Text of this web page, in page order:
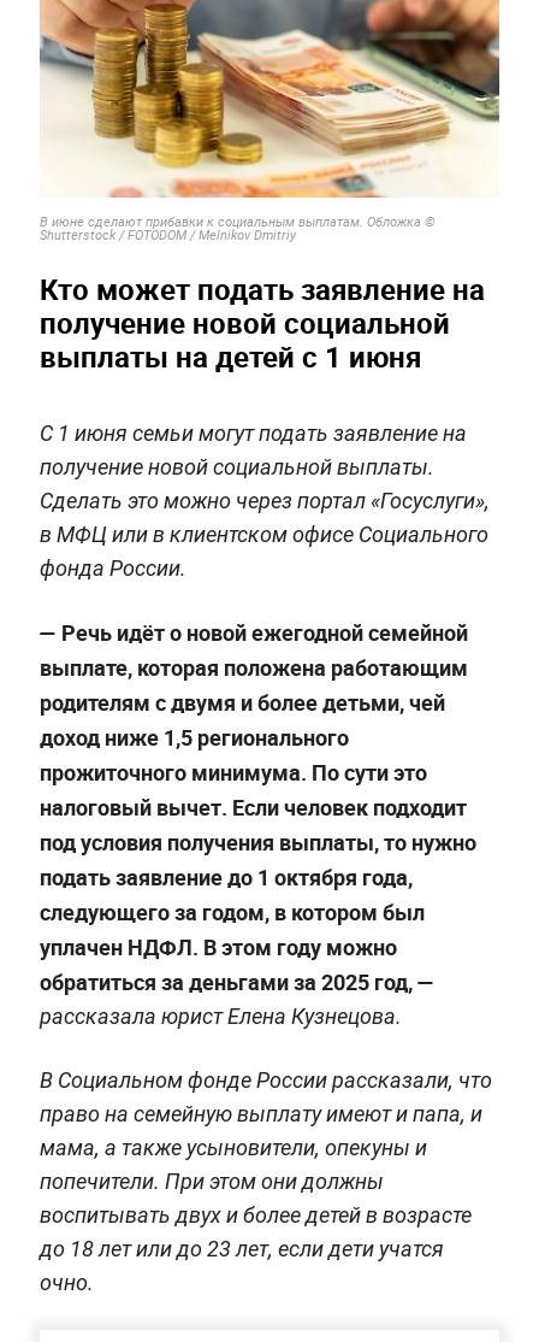
В июне сделают прибавки к социальным выплатам. Обложка ©
Shutterstock / FOTODOM / Melnikov Dmitriy
Кто может подать заявление на
получение новой социальной
выплаты на детей с 1 июня
С 1 июня семьи могут подать заявление на
получение новой социальной выплаты.
Сделать это можно через портал «Госуслуги»,
в МФЦ или в клиентском офисе Социального
фонда России.
— Речь идёт о новой ежегодной семейной
выплате, которая положена работающим
родителям с двумя и более детьми, чей
доход ниже 1,5 регионального
прожиточного минимума. По сути это
налоговый вычет. Если человек подходит
под условия получения выплаты, то нужно
подать заявление до 1 октября года,
следующего за годом, в котором был
уплачен НДФЛ. В этом году можно
обратиться за деньгами за 2025 год, —
рассказала юрист Елена Кузнецова.
В Социальном фонде России рассказали, что
право на семейную выплату имеют и папа, и
мама, а также усыновители, опекуны и
попечители. При этом они должны
воспитывать двух и более детей в возрасте
до 18 лет или до 23 лет, если дети учатся
очно.